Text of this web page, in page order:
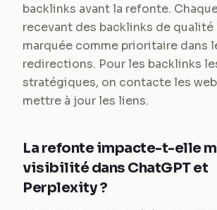
backlinks avant la refonte.
recevant des backlinks de qualité
marquée comme prioritaire dans
redirections. Pour les backlinks
stratégiques, on contacte les
mettre à jour les liens.
La refonte impacte-t-elle
visibilité dans ChatGPT et
Perplexity ?